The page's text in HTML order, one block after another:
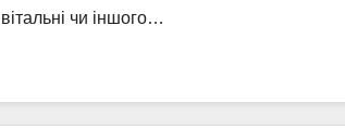
вітальні чи іншого…